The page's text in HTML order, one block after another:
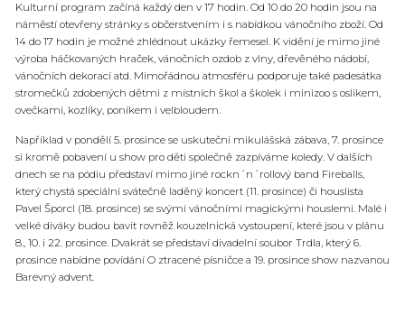
Kulturní program začíná každý den v 17 hodin. Od 10 do 20 hodin jsou na
náměstí otevřeny stránky s občerstvením i s nabídkou vánočního zboží. Od
14 do 17 hodin je možné zhlédnout ukázky řemesel. K vidění je mimo jiné
výroba háčkovaných hraček, vánočních ozdob z vlny, dřevěného nádobí,
vánočních dekorací atd. Mimořádnou atmosféru podporuje také padesátka
stromečků zdobených dětmi z místních škol a školek i minizoo s oslíkem,
ovečkami, kozlíky, poníkem i velbloudem.
Například v pondělí 5. prosince se uskuteční mikulášská zábava, 7. prosince
si kromě pobavení u show pro děti společně zazpíváme koledy. V dalších
dnech se na pódiu představí mimo jiné rockn´n´rollový band Fireballs,
který chystá speciální svátečně laděný koncert (11. prosince) či houslista
Pavel Šporcl (18. prosince) se svými vánočními magickými houslemi. Malé i
velké diváky budou bavit rovněž kouzelnická vystoupení, které jsou v plánu
8., 10. i 22. prosince. Dvakrát se představí divadelní soubor Trdla, který 6.
prosince nabídne povídání O ztracené písničce a 19. prosince show nazvanou
Barevný advent.